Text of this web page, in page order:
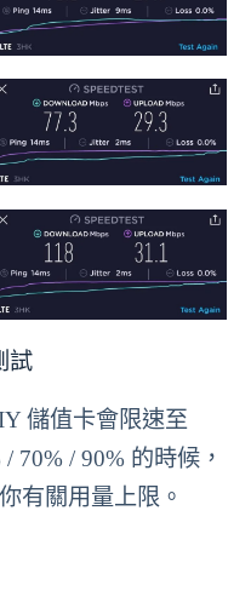
試
儲值卡會限速至
70% / 90% 的時候，
有關用量上限。